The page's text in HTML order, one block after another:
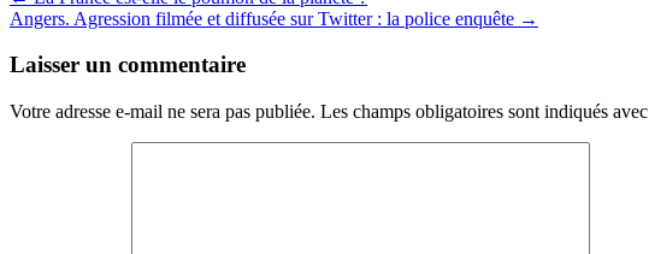
Angers. Agression filmée et diffusée sur Twitter : la police enquête →
Laisser un commentaire
Votre adresse e-mail ne sera pas publiée. Les champs obligatoires sont indiqués avec